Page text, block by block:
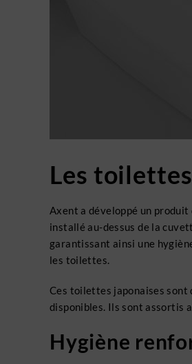
Les
Axent a développé un produit
installé au-dessus de la
garantissant ainsi une
les toilettes.
Ces toilettes japonaises sont
disponibles. Ils sont assortis
Hygiène